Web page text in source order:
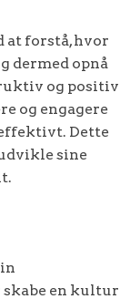
at forstå, hvor
dermed opnå
og positiv
og engagere
Dette
sine
en kultur